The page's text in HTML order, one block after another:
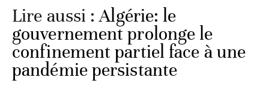
Lire aussi :Algérie: le
gouvernement prolonge le
confinement partiel face à une
pandémie persistante